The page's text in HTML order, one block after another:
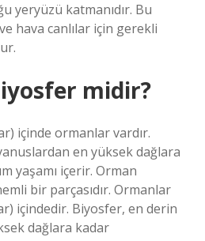
yeryüzü katmanıdır. Bu
hava canlılar için gerekli
midir?
içinde ormanlar vardır.
en yüksek dağlara
yaşamı içerir. Orman
bir parçasıdır. Ormanlar
içindedir. Biyosfer, en derin
dağlara kadar